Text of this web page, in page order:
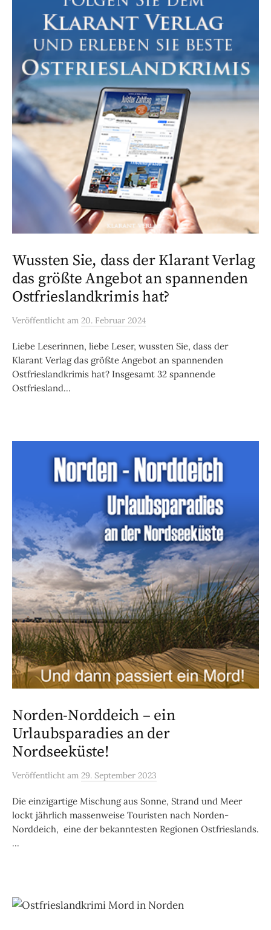
Wussten Sie, dass der Klarant Verlag
das größte Angebot an spannenden
Ostfrieslandkrimis hat?
Veröffentlicht am 20. Februar 2024
Liebe Leserinnen, liebe Leser, wussten Sie, dass der
Klarant Verlag das größte Angebot an spannenden
Ostfrieslandkrimis hat? Insgesamt 32 spannende
Ostfriesland...
Norden-Norddeich – ein
Urlaubsparadies an der
Nordseeküste!
Veröffentlicht am 29. September 2023
Die einzigartige Mischung aus Sonne, Strand und Meer
lockt jährlich massenweise Touristen nach Norden-
Norddeich, eine der bekanntesten Regionen Ostfrieslands.
...